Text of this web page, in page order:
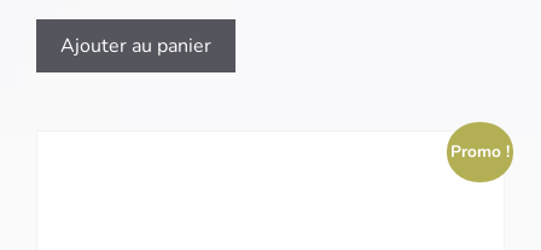
Ajouter au panier
Promo !